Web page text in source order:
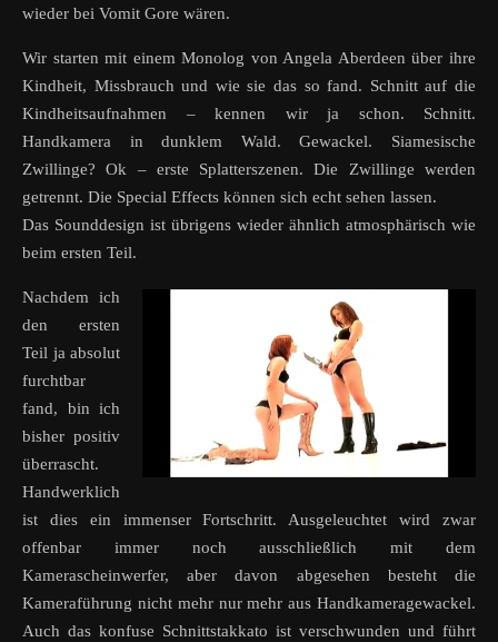
wieder bei Vomit Gore wären.
Wir starten mit einem Monolog von Angela Aberdeen über ihre
Kindheit, Missbrauch und wie sie das so fand. Schnitt auf die
Kindheitsaufnahmen – kennen wir ja schon. Schnitt.
Handkamera in dunklem Wald. Gewackel. Siamesische
Zwillinge? Ok – erste Splatterszenen. Die Zwillinge werden
getrennt. Die Special Effects können sich echt sehen lassen.
Das Sounddesign ist übrigens wieder ähnlich atmosphärisch wie
beim ersten Teil.
Nachdem ich
den ersten
Teil ja absolut
furchtbar
fand, bin ich
bisher positiv
überrascht.
Handwerklich
ist dies ein immenser Fortschritt. Ausgeleuchtet wird zwar
offenbar immer noch ausschließlich mit dem
Kamerascheinwerfer, aber davon abgesehen besteht die
Kameraführung nicht mehr nur mehr aus Handkameragewackel.
Auch das konfuse Schnittstakkato ist verschwunden und führt